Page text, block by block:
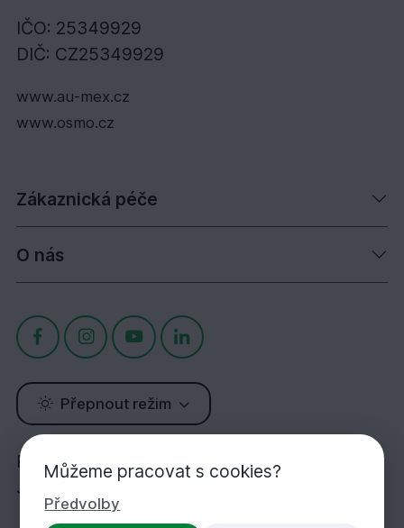
IČO: 25349929
DIČ: CZ25349929
www.au-mex.cz
www.osmo.cz
Zákaznická péče
O nás
Přepnout režim
Potřebujete poradit?
Jsme tu pro Vás!
Můžeme pracovat s cookies?
Předvolby